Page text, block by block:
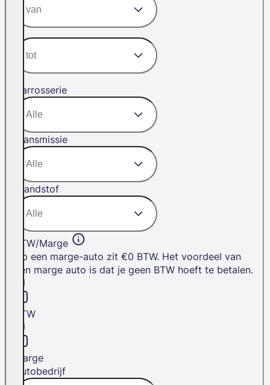
Carrosserie
Transmissie
Brandstof
BTW/Marge
Op een marge-auto zit €0 BTW. Het voordeel van
een marge auto is dat je geen BTW hoeft te betalen.
BTW
Marge
Autobedrijf